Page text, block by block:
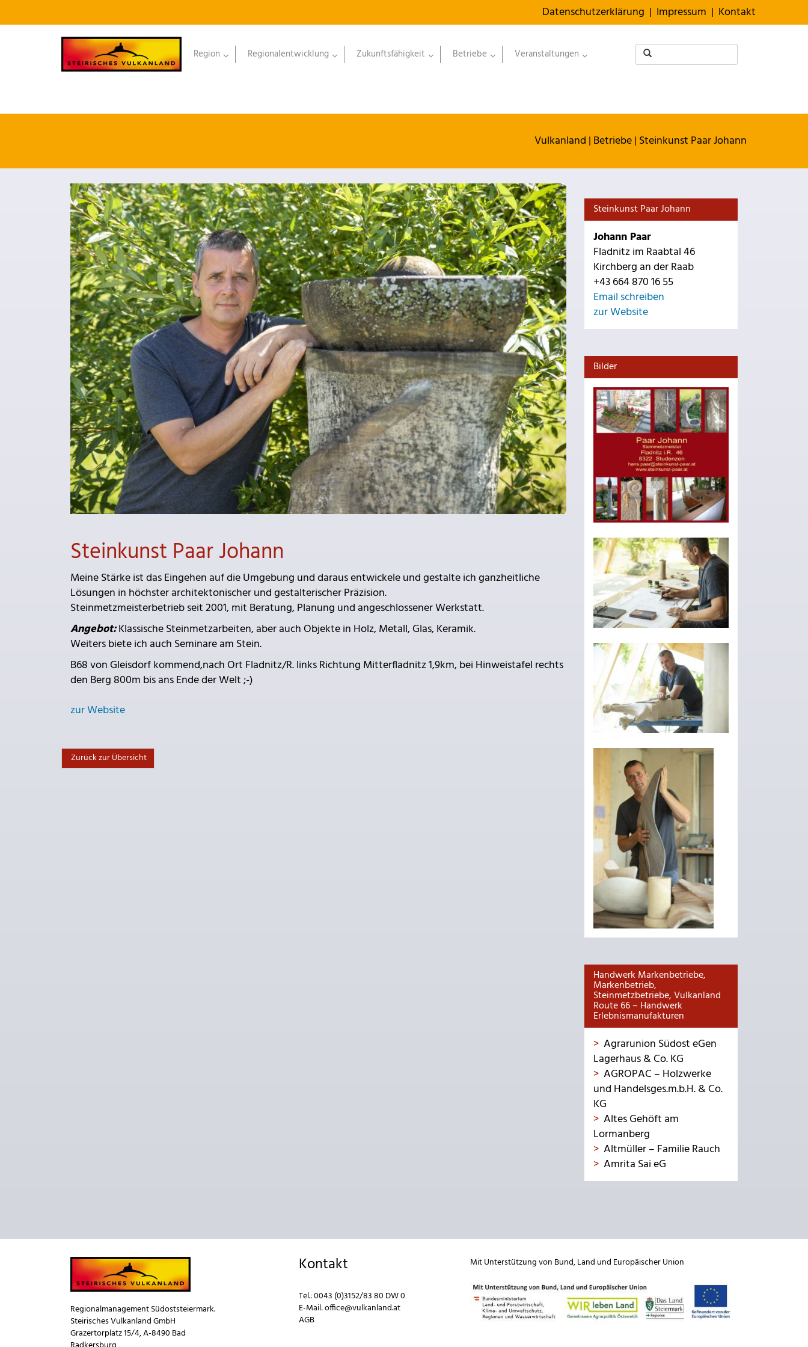
Datenschutzerklärung | Impressum | Kontakt
Region Regionalentwicklung Zukunftsfähigkeit Betriebe Veranstaltungen
Vulkanland | Betriebe| Steinkunst Paar Johann
Steinkunst Paar Johann
Meine Stärke ist das Eingehen auf die Umgebung und daraus entwickele und gestalte ich ganzheitliche
Lösungen in höchster architektonischer und gestalterischer Präzision.
Steinmetzmeisterbetrieb seit 2001, mit Beratung, Planung und angeschlossener Werkstatt.
Angebot:Klassische Steinmetzarbeiten, aber auch Objekte in Holz, Metall, Glas, Keramik.
Weiters biete ich auch Seminare am Stein.
B68 von Gleisdorf kommend,nach Ort Fladnitz/R. links Richtung Mitterfladnitz 1,9km, bei Hinweistafel rechts
den Berg 800m bis ans Ende der Welt ;-)
zur Website
Zurück zur Übersicht
Steinkunst Paar Johann
Johann Paar
Fladnitz im Raabtal 46
Kirchberg an der Raab
+43 664 870 16 55
Email schreiben
zur Website
Bilder
Handwerk Markenbetriebe,
Markenbetrieb,
Steinmetzbetriebe, Vulkanland
Route 66 – Handwerk
Erlebnismanufakturen
Agrarunion Südost eGen
Lagerhaus & Co. KG
AGROPAC – Holzwerke
und Handelsges.m.b.H. & Co.
KG
Altes Gehöft am
Lormanberg
Altmüller – Familie Rauch
Amrita Sai eG
Regionalmanagement Südoststeiermark.
Steirisches Vulkanland GmbH
Grazertorplatz 15/4, A-8490 Bad
Kontakt
Tel.:0043 (0)3152/83 80 DW 0
E-Mail:office@vulkanland.at
AGB
Mit Unterstützung von Bund,Land und Europäischer Union